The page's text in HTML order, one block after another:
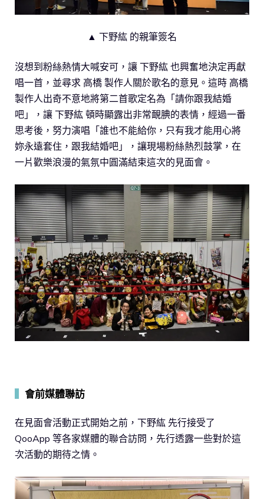
▲ 下野紘 的親筆簽名
沒想到粉絲熱情大喊安可，讓 下野紘 也興奮地決定再獻
唱一首，並尋求 高橋 製作人關於歌名的意見。這時 高橋
製作人出奇不意地將第二首歌定名為「請你跟我結婚
吧」，讓 下野紘 頓時顯露出非常靦腆的表情，經過一番
思考後，努力演唱「誰也不能給你，只有我才能用心將
妳永遠套住，跟我結婚吧」，讓現場粉絲熱烈鼓掌，在
一片歡樂浪漫的氣氛中圓滿結束這次的見面會。
會前媒體聯訪
在見面會活動正式開始之前，下野紘 先行接受了
QooApp 等各家媒體的聯合訪問，先行透露一些對於這
次活動的期待之情。